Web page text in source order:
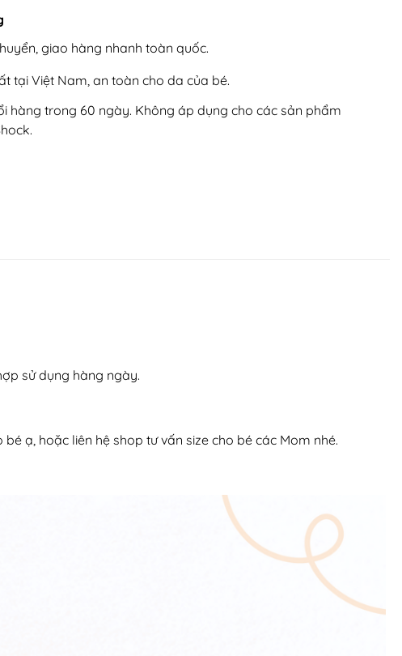
giao hàng nhanh toàn quốc.
tại Việt Nam, an toàn cho da của bé.
hàng trong 60 ngày. Không áp dụng cho các sản phẩm
sử dụng hàng ngày.
ạ, hoặc liên hệ shop tư vấn size cho bé các Mom nhé.